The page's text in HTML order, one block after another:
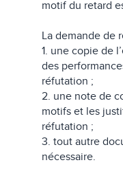
motif du retard
La demande de
1. une copie de
des
réfutation ;
2. une note de
motifs et les
réfutation ;
3. tout autre
nécessaire.